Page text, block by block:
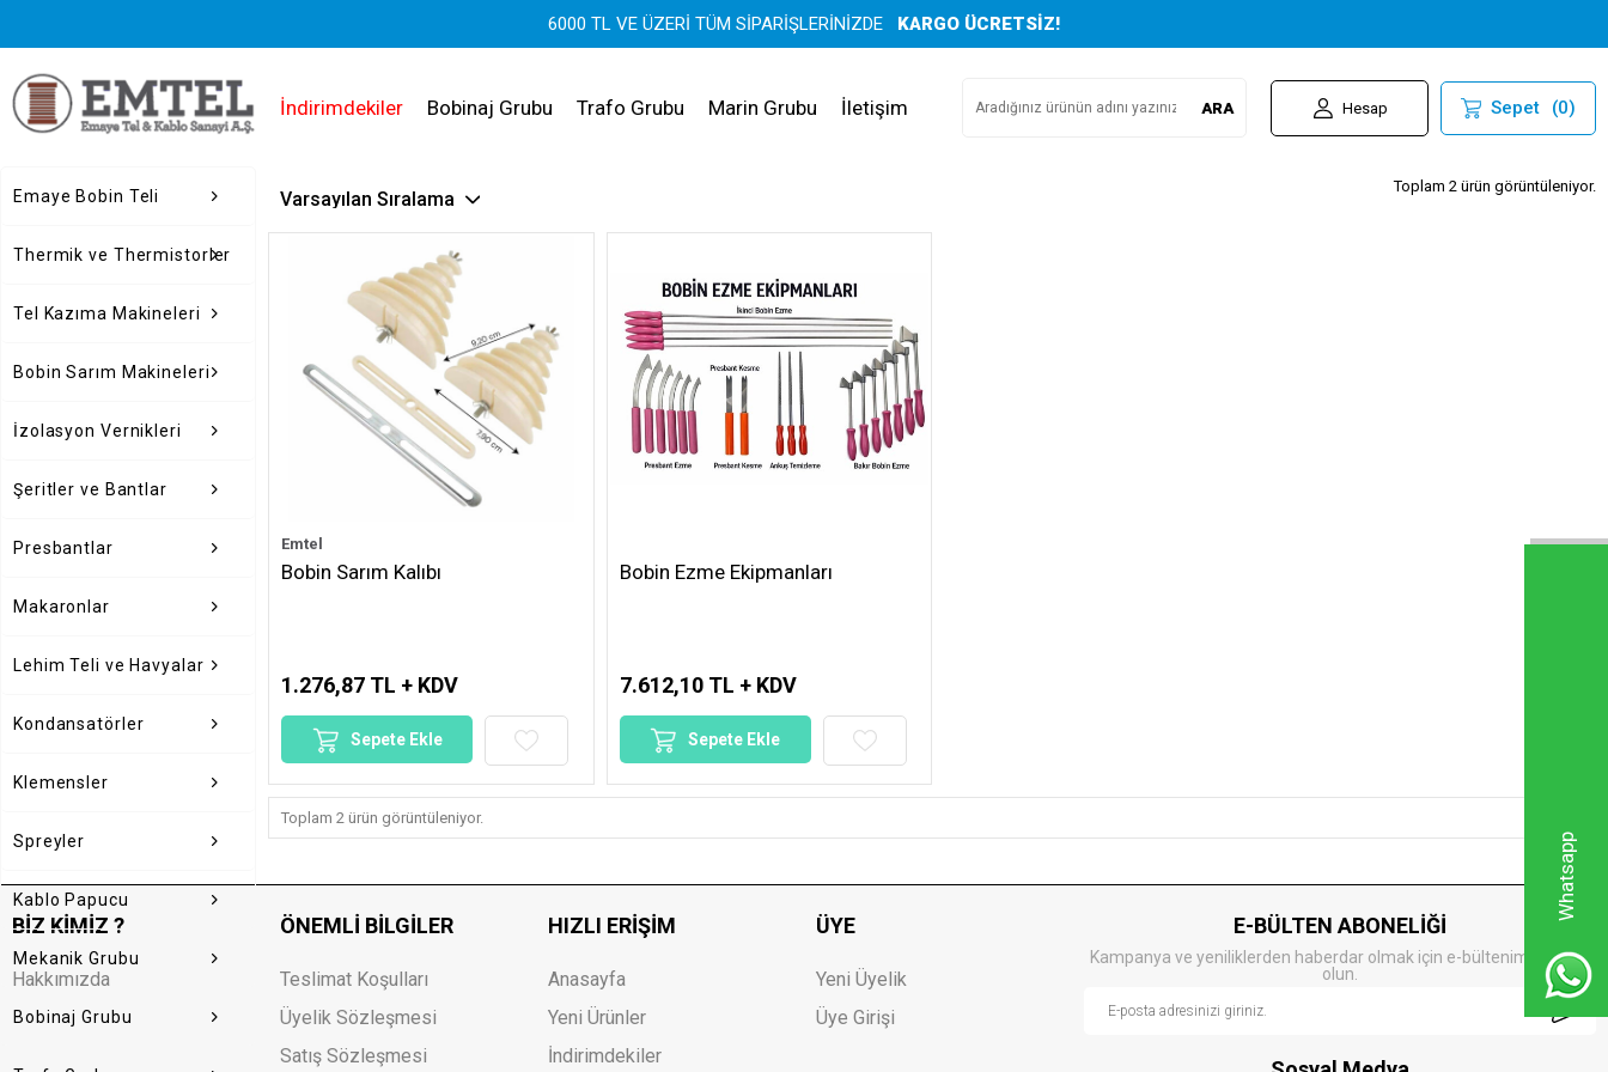
Whatsapp
6000 TL VE ÜZERİ TÜM SİPARİŞLERİNİZDE KARGO ÜCRETSİZ!
İndirimdekiler Bobinaj Grubu Trafo Grubu Marin Grubu İletişim ARA Hesap Sepet (0)
Emaye Bobin Teli
Thermik ve Thermistorler
Tel Kazıma Makineleri
Bobin Sarım Makineleri
İzolasyon Vernikleri
Şeritler ve Bantlar
Presbantlar
Makaronlar
Lehim Teli ve Havyalar
Kondansatörler
Klemensler
Spreyler
Kablo Papucu
Mekanik Grubu
Bobinaj Grubu
Toplam 2 ürün görüntüleniyor.
Emtel
Bobin Sarım Kalıbı
1.276,87 TL + KDV
Sepete Ekle
Bobin Ezme Ekipmanları
7.612,10 TL + KDV
Sepete Ekle
Toplam 2 ürün görüntüleniyor.
BIZ KIMIZ ?
Hakkımızda
ÖNEMLI BILGILER
Teslimat Koşulları
Üyelik Sözleşmesi
Satış Sözleşmesi
HIZLI ERIŞIM
Anasayfa
Yeni Ürünler
İndirimdekiler
ÜYE
Yeni Üyelik
Üye Girişi
E-BÜLTEN ABONELİĞİ
Kampanya ve yeniliklerden haberdar olmak için e-bültenimize kayıt
olun.